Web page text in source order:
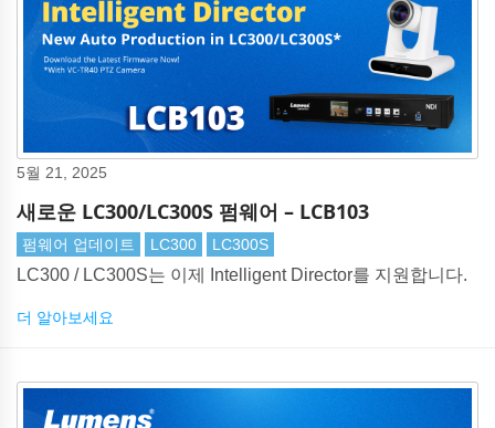
5월 21, 2025
새로운 LC300/LC300S 펌웨어 – LCB103
펌웨어 업데이트 LC300 LC300S
LC300 / LC300S는 이제 Intelligent Director를 지원합니다.
더 알아보세요